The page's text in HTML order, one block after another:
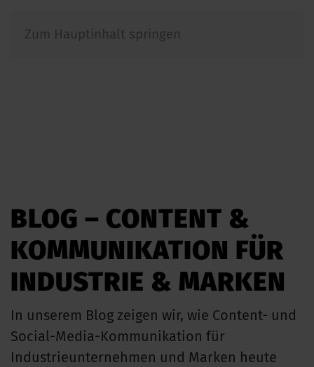
Zum Hauptinhalt springen
BLOG – CONTENT &
KOMMUNIKATION FÜR
INDUSTRIE & MARKEN
In unserem Blog zeigen wir, wie Content- und
Social-Media-Kommunikation für
Industrieunternehmen und Marken heute